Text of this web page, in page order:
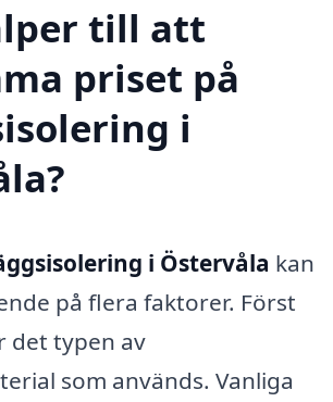
till att
priset på
i
i Östervåla kan
på flera faktorer. Först
det typen av
som används. Vanliga